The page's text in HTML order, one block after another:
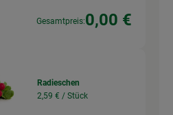
Gesamtpreis:0,00 €
Radieschen
2,59 € / Stück